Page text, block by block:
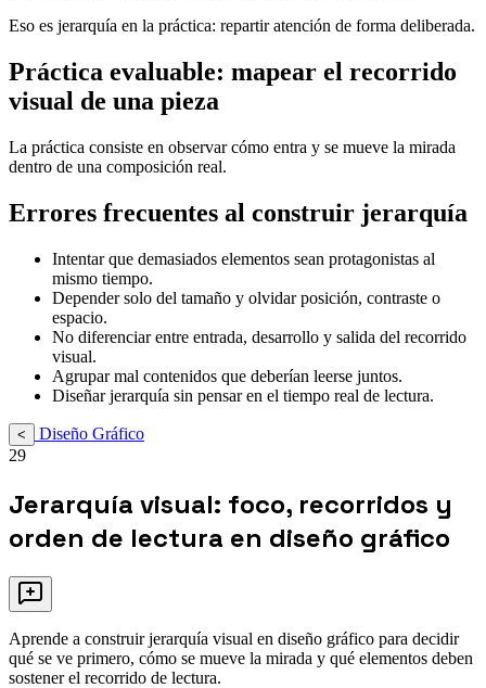
Eso es jerarquía en la práctica: repartir atención de forma deliberada.
Práctica evaluable: mapear el recorrido
visual de una pieza
La práctica consiste en observar cómo entra y se mueve la mirada
dentro de una composición real.
Errores frecuentes al construir jerarquía
Intentar que demasiados elementos sean protagonistas al
mismo tiempo.
Depender solo del tamaño y olvidar posición, contraste o
espacio.
No diferenciar entre entrada, desarrollo y salida del recorrido
visual.
Agrupar mal contenidos que deberían leerse juntos.
Diseñar jerarquía sin pensar en el tiempo real de lectura.
<
Diseño Gráfico
29
Jerarquía visual: foco, recorridos y
orden de lectura en diseño gráfico
Aprende a construir jerarquía visual en diseño gráfico para decidir
qué se ve primero, cómo se mueve la mirada y qué elementos deben
sostener el recorrido de lectura.